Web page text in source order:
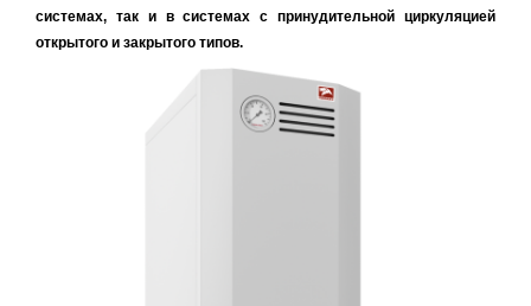
системах, так и в системах с принудительной циркуляцией
открытого и закрытого типов.